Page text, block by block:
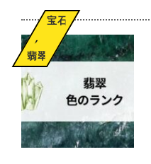
宝石
,
翡翠